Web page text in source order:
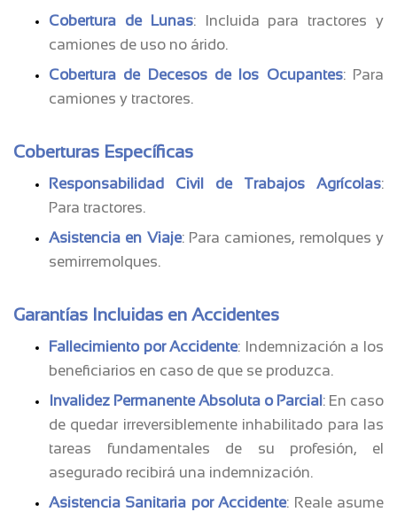
Cobertura de Lunas: Incluida para tractores y
camiones de uso no árido.
Cobertura de Decesos de los Ocupantes: Para
camiones y tractores.
Coberturas Específicas
Responsabilidad Civil de Trabajos Agrícolas:
Para tractores.
Asistencia en Viaje: Para camiones, remolques y
semirremolques.
Garantías Incluidas en Accidentes
Fallecimiento por Accidente: Indemnización a los
beneficiarios en caso de que se produzca.
Invalidez Permanente Absoluta o Parcial: En caso
de quedar irreversiblemente inhabilitado para las
tareas fundamentales de su profesión, el
asegurado recibirá una indemnización.
Asistencia Sanitaria por Accidente: Reale asume